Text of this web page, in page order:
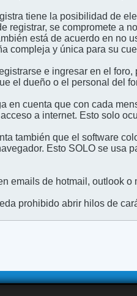
tiene la posibilidad de
registrar, se compromete a
está de acuerdo en no
compleja y única para su
e ingresar en el
el dueño o el personal del
en cuenta que con cada
a internet. Esto solo
también que el software
Esto SOLO se usa
emails de hotmail, outlook o
prohibido abrir hilos de